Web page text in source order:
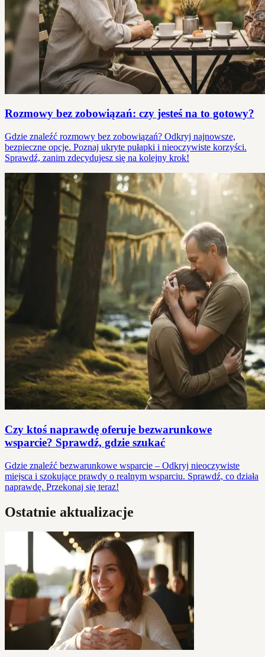
Rozmowy bez zobowiązań: czy jesteś na to gotowy?
Gdzie znaleźć rozmowy bez zobowiązań? Odkryj najnowsze,
bezpieczne opcje. Poznaj ukryte pułapki i nieoczywiste korzyści.
Sprawdź, zanim zdecydujesz się na kolejny krok!
Czy ktoś naprawdę oferuje bezwarunkowe
wsparcie? Sprawdź, gdzie szukać
Gdzie znaleźć bezwarunkowe wsparcie – Odkryj nieoczywiste
miejsca i szokujące prawdy o realnym wsparciu. Sprawdź, co działa
naprawdę. Przekonaj się teraz!
Ostatnie aktualizacje